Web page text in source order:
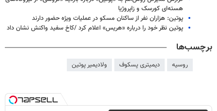
هسته‌ای کورسک و زاپروژیا
پوتین: هزاران نفر از ساکنان مسکو در عملیات ویژه حضور دارند
پوتین نظر خود را درباره «هریس» اعلام کرد /کاخ سفید واکنش نشان داد
برچسب‌ها
روسیه دیمیتری پسکوف ولادیمیر پوتین